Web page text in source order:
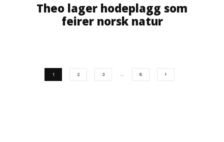
Theo lager hodeplagg som
feirer norsk natur
1 2 3 … 8